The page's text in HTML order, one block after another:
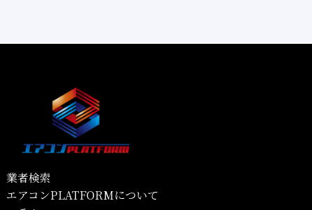
業者検索
エアコンPLATFORMについて